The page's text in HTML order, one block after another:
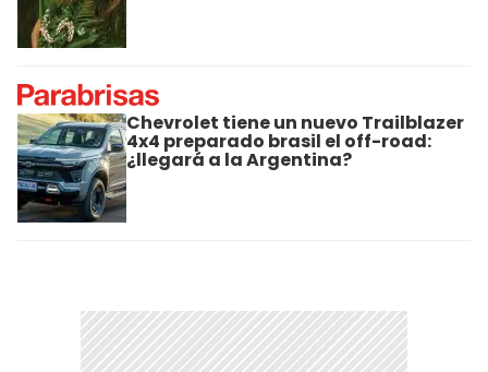
Chevrolet tiene un nuevo Trailblazer
4x4 preparado brasil el off-road:
¿llegará a la Argentina?